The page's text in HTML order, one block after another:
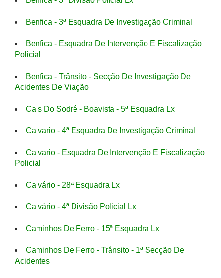
Benfica - 3ª Esquadra De Investigação Criminal
Benfica - Esquadra De Intervenção E Fiscalização
Policial
Benfica - Trânsito - Secção De Investigação De
Acidentes De Viação
Cais Do Sodré - Boavista - 5ª Esquadra Lx
Calvario - 4ª Esquadra De Investigação Criminal
Calvario - Esquadra De Intervenção E Fiscalização
Policial
Calvário - 28ª Esquadra Lx
Calvário - 4ª Divisão Policial Lx
Caminhos De Ferro - 15ª Esquadra Lx
Caminhos De Ferro - Trânsito - 1ª Secção De
Acidentes